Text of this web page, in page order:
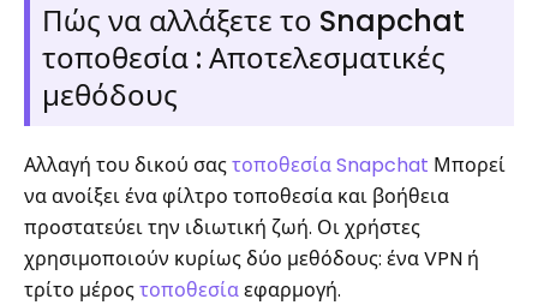
Πώς να αλλάξετε το Snapchat
τοποθεσία : Αποτελεσματικές
μεθόδους
Αλλαγή του δικού σαςτοποθεσία Snapchat Μπορεί
να ανοίξει ένα φίλτρο τοποθεσία και βοήθεια
προστατεύει την ιδιωτική ζωή. Οι χρήστες
χρησιμοποιούν κυρίως δύο μεθόδους: ένα VPN ή
τρίτο μέροςτοποθεσίαεφαρμογή.